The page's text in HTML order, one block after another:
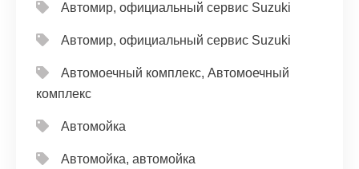
Автомир, официальный сервис Suzuki
Автомир, официальный сервис Suzuki
Автомоечный комплекс, Автомоечный
комплекс
Автомойка
Автомойка, автомойка